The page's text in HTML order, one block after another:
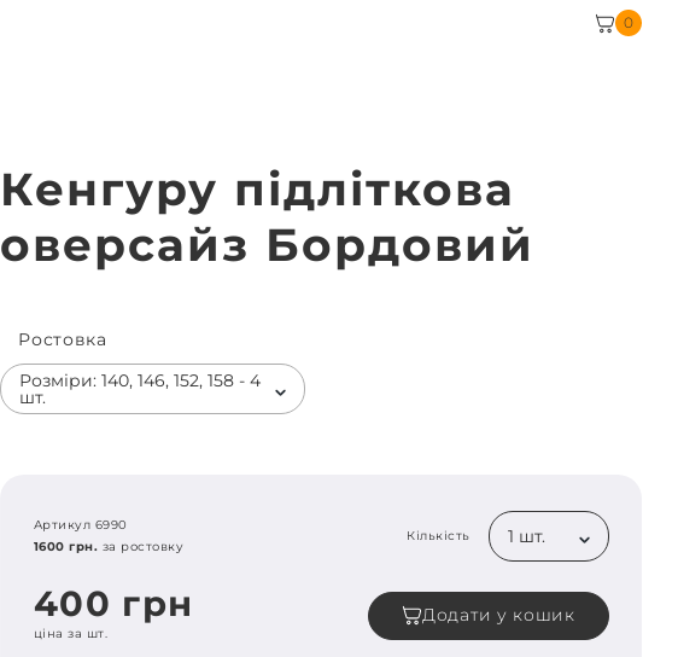
0
Кенгуру підліткова
оверсайз Бордовий
Ростовка
Розміри: 140, 146, 152, 158 - 4
шт.
Артикул 6990
1600 грн. за ростовку
Кількість 1 шт.
400 грн
ціна за шт.
Додати у кошик